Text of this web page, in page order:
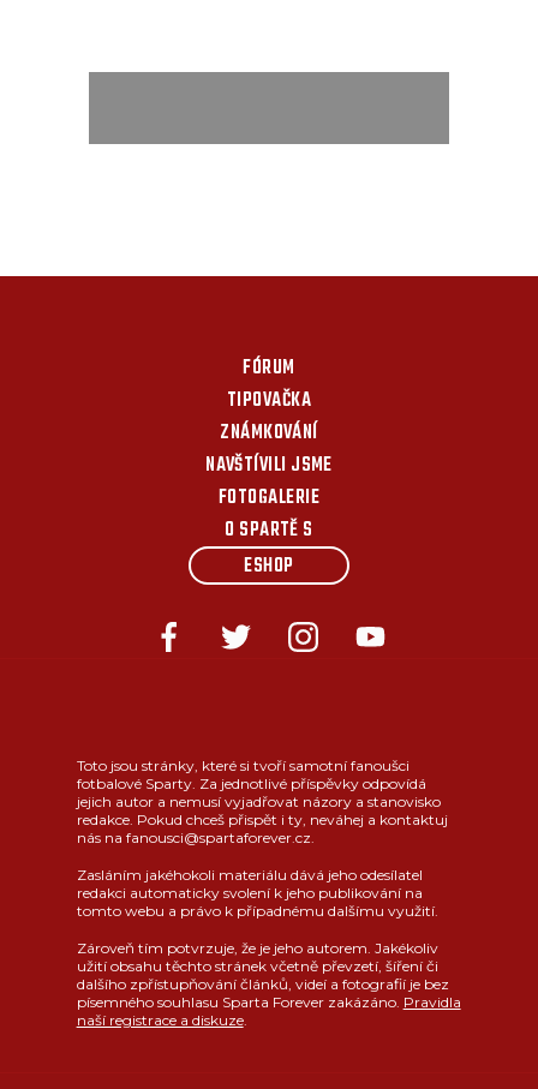
FÓRUM
TIPOVAČKA
ZNÁMKOVÁNÍ
NAVŠTÍVILI JSME
FOTOGALERIE
O SPARTĚ S
ESHOP
Toto jsou stránky, které si tvoří samotní fanoušci
fotbalové Sparty. Za jednotlivé příspěvky odpovídá
jejich autor a nemusí vyjadřovat názory a stanovisko
redakce. Pokud chceš přispět i ty, neváhej a kontaktuj
nás na fanousci@spartaforever.cz.
Zasláním jakéhokoli materiálu dává jeho odesílatel
redakci automaticky svolení k jeho publikování na
tomto webu a právo k případnému dalšímu využití.
Zároveň tím potvrzuje, že je jeho autorem. Jakékoliv
užití obsahu těchto stránek včetně převzetí, šíření či
dalšího zpřístupňování článků, videí a fotografií je bez
písemného souhlasu Sparta Forever zakázáno. Pravidla
naší registrace a diskuze.